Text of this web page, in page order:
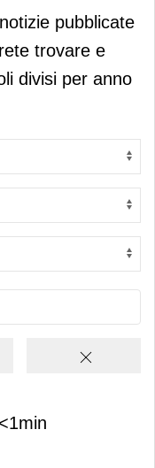
pubblicate
trovare e
divisi per anno
<1min